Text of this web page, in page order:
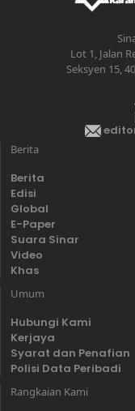
Lot 1, Jalan
Seksyen 15,
Berita
Berita
Edisi
Global
E-Paper
Suara Sinar
Video
Khas
Umum
Hubungi Kami
Kerjaya
Syarat dan Penafian
Polisi Data Peribadi
Rangkaian Kami